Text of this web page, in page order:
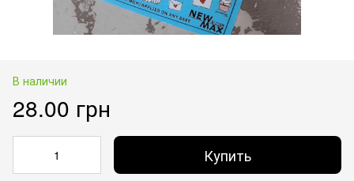
В наличии
28.00 грн
Купить